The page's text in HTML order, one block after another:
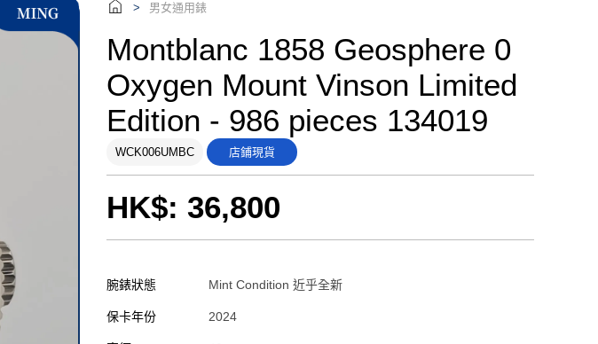
> 男女通用錶
Montblanc 1858 Geosphere 0
Oxygen Mount Vinson Limited
Edition - 986 pieces 134019
WCK006UMBC 店鋪現貨
HK$: 36,800
腕錶狀態 Mint Condition 近乎全新
保卡年份 2024